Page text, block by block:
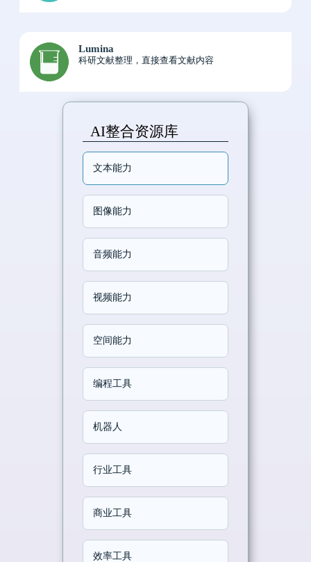
Lumina
科研文献整理，直接查看文献内容
AI整合资源库
文本能力
图像能力
音频能力
视频能力
空间能力
编程工具
机器人
行业工具
商业工具
效率工具